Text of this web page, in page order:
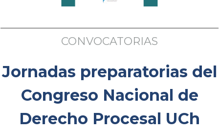
CONVOCATORIAS
Jornadas preparatorias del
Congreso Nacional de
Derecho Procesal UCh